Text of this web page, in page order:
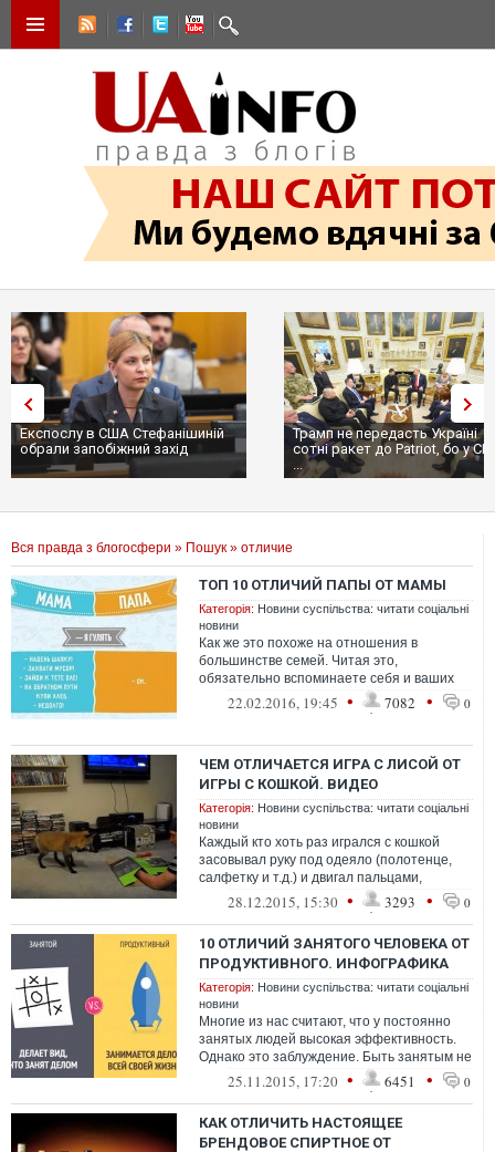
Експослу в США Стефанішиній
обрали запобіжний захід
Трамп не передасть Україні
сотні ракет до Patriot, бо у
...
Вся правда з блогосфери » Пошук » отличие
ТОП 10 ОТЛИЧИЙ ПАПЫ ОТ МАМЫ
Категорія: Новини суспільства: читати соціальні
новини
Как же это похоже на отношения в
большинстве семей. Читая это,
обязательно вспоминаете себя и ваших
родителей. Не так ли?
22.02.2016, 19:45 • 7082 • 0
ЧЕМ ОТЛИЧАЕТСЯ ИГРА С ЛИСОЙ ОТ
ИГРЫ С КОШКОЙ. ВИДЕО
Категорія: Новини суспільства: читати соціальні
новини
Каждый кто хоть раз игрался с кошкой
засовывал руку под одеяло (полотенце,
салфетку и т.д.) и двигал пальцами,
заставляя кошку почувствовать себя наст...
28.12.2015, 15:30 • 3293 • 0
10 ОТЛИЧИЙ ЗАНЯТОГО ЧЕЛОВЕКА ОТ
ПРОДУКТИВНОГО. ИНФОГРАФИКА
Категорія: Новини суспільства: читати соціальні
новини
Многие из нас считают, что у постоянно
занятых людей высокая эффективность.
Однако это заблуждение. Быть занятым не
значит быть продуктивным, а быть п...
25.11.2015, 17:20 • 6451 • 0
КАК ОТЛИЧИТЬ НАСТОЯЩЕЕ
БРЕНДОВОЕ СПИРТНОЕ ОТ